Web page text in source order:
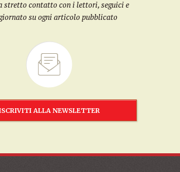
stretto contatto con i lettori, seguici e
su ogni articolo pubblicato
ALLA NEWSLETTER